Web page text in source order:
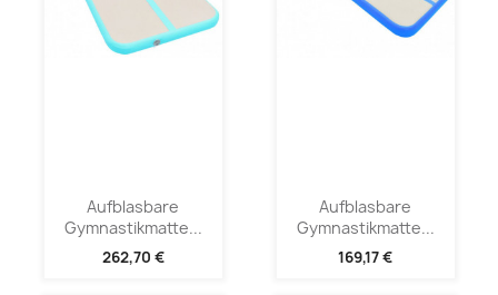
Aufblasbare
Gymnastikmatte...
262,70 €
Aufblasbare
Gymnastikmatte...
169,17 €